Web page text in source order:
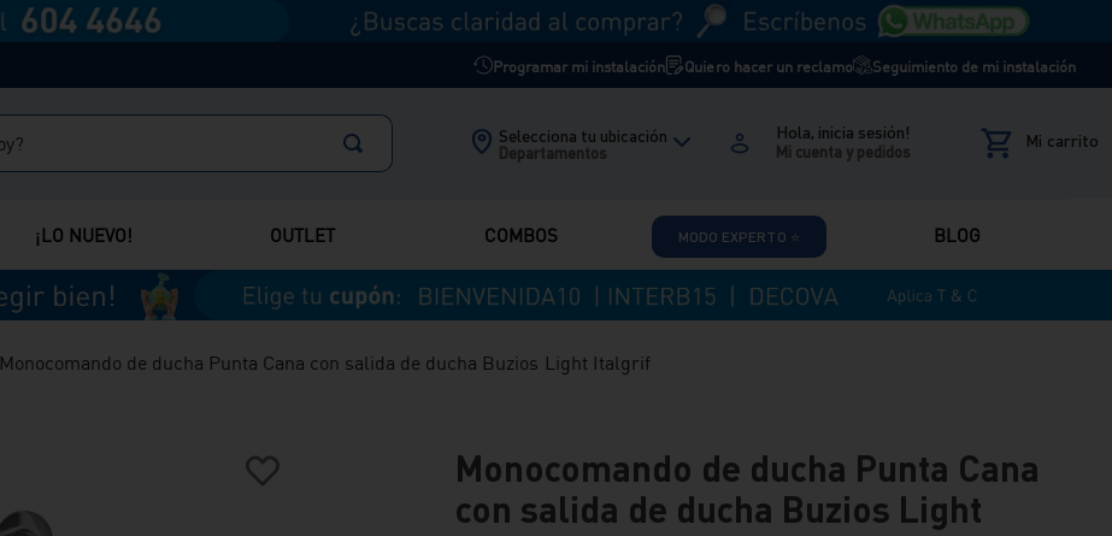
Programar mi instalación Quiero hacer un reclamo Seguimiento de mi instalación
Selecciona tu ubicación
Departamentos
Hola, inicia sesión!
¡LO NUEVO! OUTLET COMBOS MODO EXPERTO ⭐ BLOG
Monocomando de ducha Punta Cana con salida de ducha Buzios Light Italgrif
Monocomando de ducha Punta Cana
con salida de ducha Buzios Light